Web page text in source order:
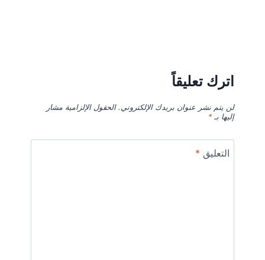
اترك تعليقاً
لن يتم نشر عنوان بريدك الإلكتروني. الحقول الإلزامية مشار
إليها بـ*
التعليق *